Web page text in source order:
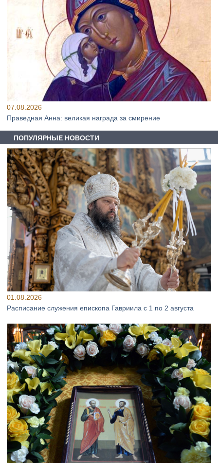
07.08.2026
Праведная Анна: великая награда за смирение
ПОПУЛЯРНЫЕ НОВОСТИ
01.08.2026
Расписание служения епископа Гавриила с 1 по 2 августа